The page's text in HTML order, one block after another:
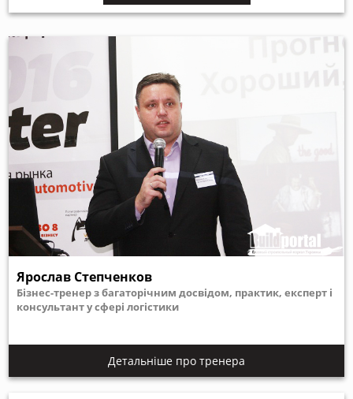
Ярослав Степченков
Бізнес-тренер з багаторічним досвідом, практик, експерт і
консультант у сфері логістики
Детальніше про тренера